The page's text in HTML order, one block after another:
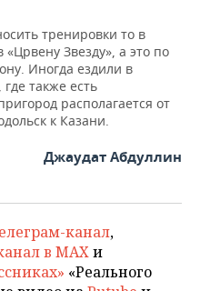
тренировки то в
Звезду», а это по
Иногда ездили в
также есть
располагается от
к Казани.
Джаудат Абдуллин
канал,
в MAXи
«Реального